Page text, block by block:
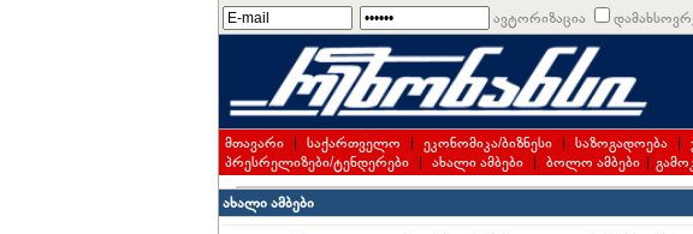
ავტორიზაცია
მთავარი | საქართველო | ეკონომიკა/ბიზნესი | საზოგადოება |
პრესრელიზები/ტენდერები | ახალი ამბები | ბოლო ამბები |
ახალი ამბები